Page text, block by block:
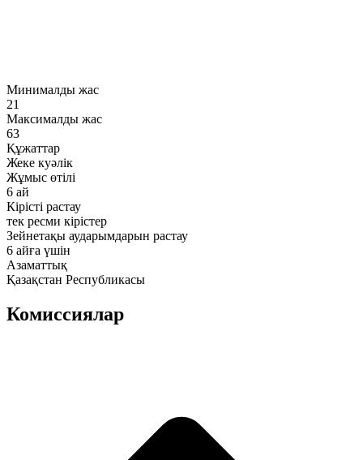
Минималды жас
21
Максималды жас
63
Құжаттар
Жеке куәлік
Жұмыс өтілі
6 ай
Кірісті растау
тек ресми кірістер
Зейнетақы аударымдарын растау
6 айға үшін
Азаматтық
Қазақстан Республикасы
Комиссиялар